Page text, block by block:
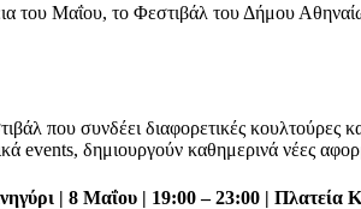
Μαΐου, το Φεστιβάλ του Δήμου
που συνδέει διαφορετικές κουλτούρες
events, δημιουργούν καθημερινά νέες
| 8 Μαΐου | 19:00 – 23:00 | Πλατεία